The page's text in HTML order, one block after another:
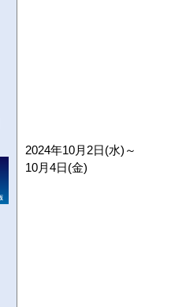
2024年10月2日(水)～
10月4日(金)